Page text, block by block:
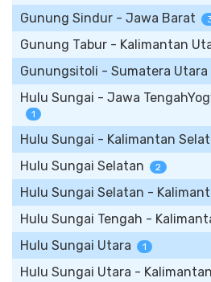
Gunung Sindur - Jawa Barat
Gunung Tabur - Kalimantan
Gunungsitoli - Sumatera Utara
Hulu Sungai - Jawa
1
Hulu Sungai - Kalimantan
Hulu Sungai Selatan 2
Hulu Sungai Selatan -
Hulu Sungai Tengah -
Hulu Sungai Utara 1
Hulu Sungai Utara -